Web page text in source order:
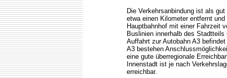
Die Verkehrsanbindung ist als
etwa einen Kilometer entfernt
Hauptbahnhof mit einer Fahrzeit
Buslinien innerhalb des
Auffahrt zur Autobahn A3
A3 bestehen
eine gute überregionale
Innenstadt ist je nach
erreichbar.